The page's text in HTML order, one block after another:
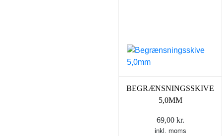
BEGRÆNSNINGSSKIVE
5,0MM
69,00 kr.
inkl. moms